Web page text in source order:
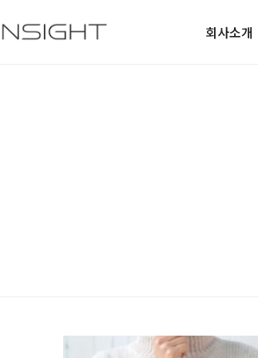
티피아이 인사이트회사소개